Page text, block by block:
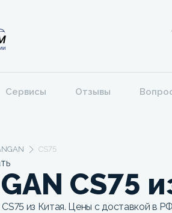
Сервисы Отзывы
CS75
CS75
из Китая. Цены с доставкой в